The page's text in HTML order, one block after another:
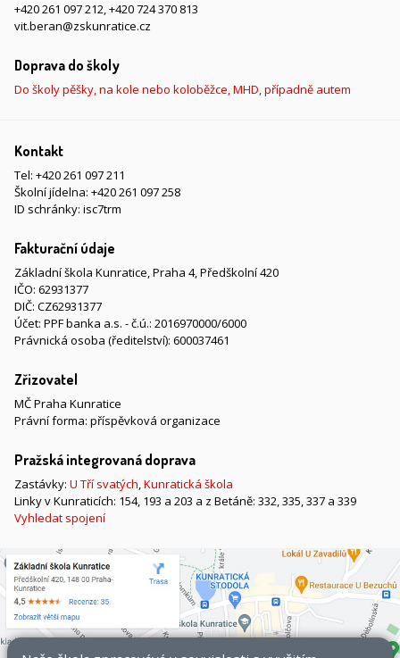
+420 261 097 212,+420 724 370 813
vit.beran@zskunratice.cz
Doprava do školy
Do školy pěšky, na kole nebo koloběžce, MHD, případně autem
Kontakt
Tel: +420 261 097 211
Školní jídelna: +420 261 097 258
ID schránky: isc7trm
Fakturační údaje
Základní škola Kunratice, Praha 4, Předškolní 420
IČO: 62931377
DIČ: CZ62931377
Účet: PPF banka a.s. - č.ú.: 2016970000/6000
Právnická osoba (ředitelství): 600037461
Zřizovatel
MČ Praha Kunratice
Právní forma: příspěvková organizace
Pražská integrovaná doprava
Zastávky: U Tří svatých,Kunratická škola
Linky v Kunraticích: 154, 193 a 203 a z Betáně: 332, 335, 337 a 339
Vyhledat spojení